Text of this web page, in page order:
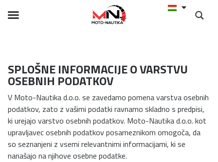
SPLOŠNE INFORMACIJE O VARSTVU
OSEBNIH PODATKOV
V Moto-Nautika d.o.o. se zavedamo pomena varstva osebnih
podatkov, zato z vašimi podatki ravnamo skladno s predpisi,
ki urejajo varstvo osebnih podatkov. Moto-Nautika d.o.o. kot
upravljavec osebnih podatkov posameznikom omogoča, da
so seznanjeni z vsemi relevantnimi informacijami, ki se
nanašajo na njihove osebne podatke.